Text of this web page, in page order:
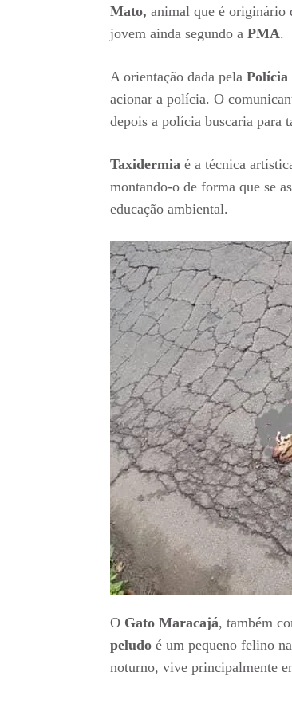
Mato, animal que é originário
jovem ainda segundo a PMA.
A orientação dada pela
acionar a polícia. O
depois a polícia buscaria para
Taxidermia é a técnica
montando-o de forma que se
educação ambiental.
O Gato Maracajá, também
peludo é um pequeno felino
noturno, vive principalmente